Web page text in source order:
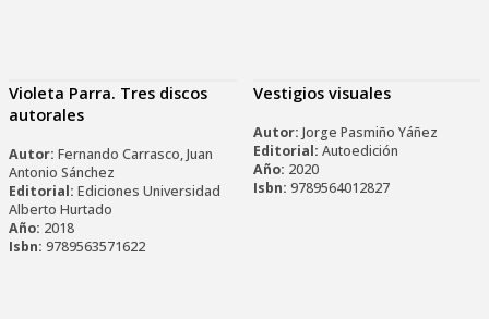
Violeta Parra. Tres discos
autorales
Autor: Fernando Carrasco, Juan
Antonio Sánchez
Editorial: Ediciones Universidad
Alberto Hurtado
Año: 2018
Isbn: 9789563571622
Vestigios visuales
Autor: Jorge Pasmiño Yáñez
Editorial: Autoedición
Año: 2020
Isbn: 9789564012827